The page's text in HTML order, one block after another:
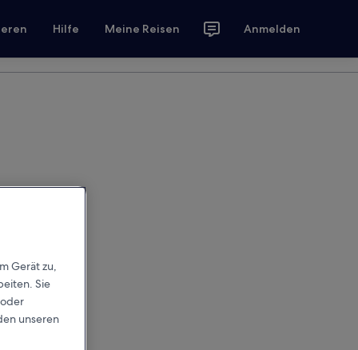
Hilfe Meine Reisen Anmelden
Gerät zu,
Sie
unseren